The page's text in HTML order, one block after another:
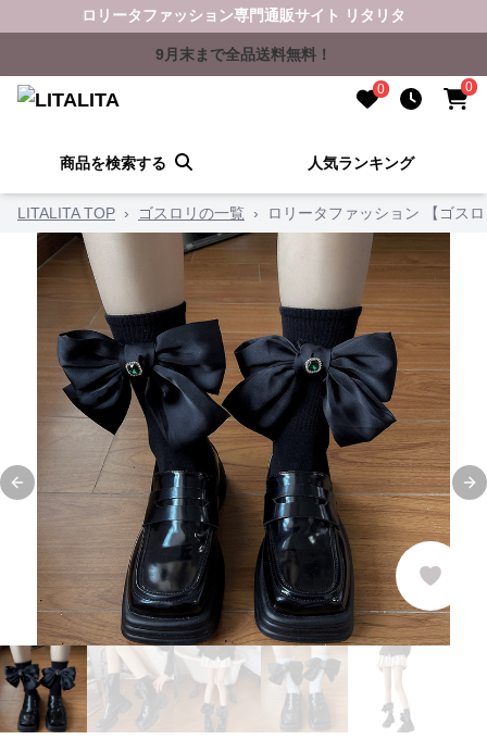
ロリータファッション専門通販サイト リタリタ
9月末まで全品送料無料！
0 0
商品を検索する 人気ランキング
LITALITA TOP › ゴスロリの一覧 › ロリータファッション 【ゴス
Previous slide